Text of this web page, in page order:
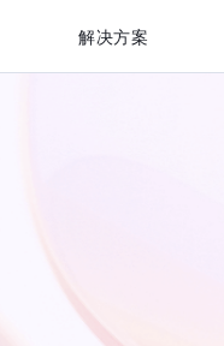
解决方案